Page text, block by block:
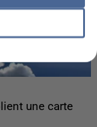
une carte